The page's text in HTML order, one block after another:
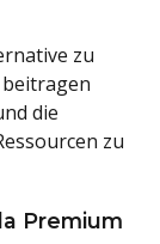
zu
die
zu
Premium